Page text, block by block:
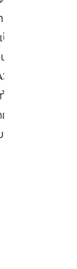
ดินเพียง 3
อนกทั้งยัง
ซึ่งมี
นรสนิยม
าเรา
ราได้